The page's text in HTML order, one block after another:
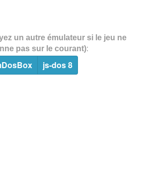
un autre émulateur si le jeu ne
pas sur le courant):
js-dos 8